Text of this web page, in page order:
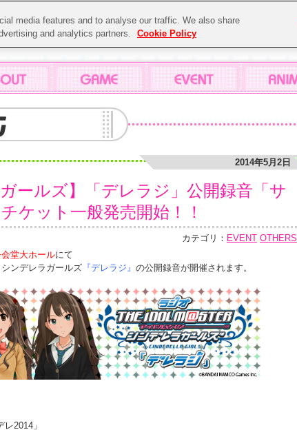
2014年5月2日
ールズ】「デレラジ」公開録音「サ
ケット一般発売開始！！
カテゴリ： EVENT OTHERS
会堂大ホールにて
ンデレラガールズ 『デレラジ』 の公開録音が開催されます。
2014」
media features and to analyse our traffic. We also share
and analytics partners.
Cookie Policy